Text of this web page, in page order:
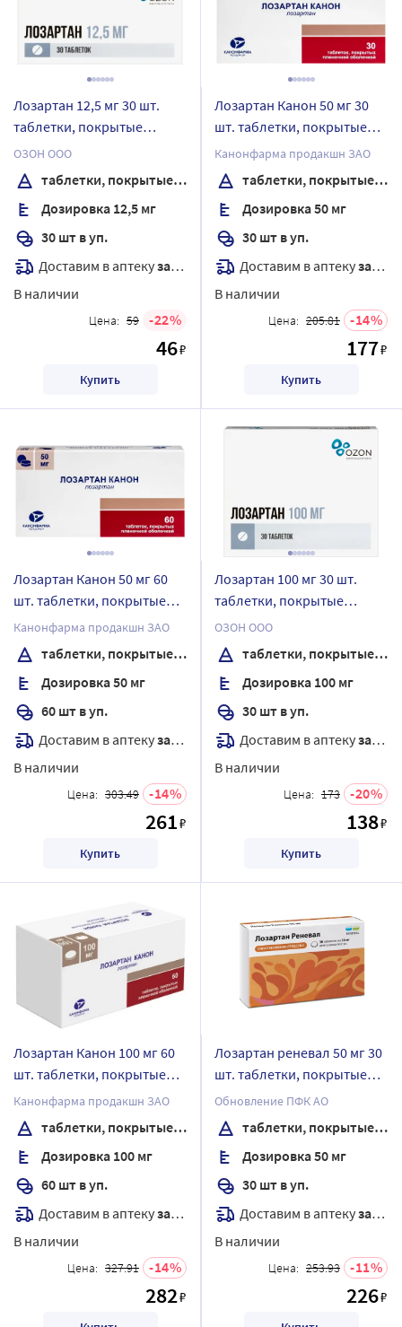
Лозартан 12,5 мг 30 шт.
таблетки, покрытые
пленочной оболочкой
ОЗОН ООО
таблетки, покрытые пленочной оболочкой
Дозировка 12,5 мг
30 шт в уп.
Доставим в аптекузавтра
В наличии
Цена: 59 22
46₽
Купить
Лозартан Канон 50 мг 30
шт. таблетки, покрытые
пленочной оболочкой
Канонфарма продакшн ЗАО
таблетки, покрытые пленочной оболочкой
Дозировка 50 мг
30 шт в уп.
Доставим в аптекузавтра
В наличии
Цена: 205.81 14
177₽
Купить
Лозартан Канон 50 мг 60
шт. таблетки, покрытые
пленочной оболочкой
Канонфарма продакшн ЗАО
таблетки, покрытые пленочной оболочкой
Дозировка 50 мг
60 шт в уп.
Доставим в аптекузавтра
В наличии
Цена: 303.49 14
261₽
Купить
Лозартан 100 мг 30 шт.
таблетки, покрытые
пленочной оболочкой
ОЗОН ООО
таблетки, покрытые пленочной оболочкой
Дозировка 100 мг
30 шт в уп.
Доставим в аптекузавтра
В наличии
Цена: 173 20
138₽
Купить
Лозартан Канон 100 мг 60
шт. таблетки, покрытые
пленочной оболочкой
Канонфарма продакшн ЗАО
таблетки, покрытые пленочной оболочкой
Дозировка 100 мг
60 шт в уп.
Доставим в аптекузавтра
В наличии
Цена: 327.91 14
282₽
Лозартан реневал 50 мг 30
шт. таблетки, покрытые
пленочной оболочкой
Обновление ПФК АО
таблетки, покрытые пленочной оболочкой
Дозировка 50 мг
30 шт в уп.
Доставим в аптекузавтра
В наличии
Цена: 253.93 11
226₽